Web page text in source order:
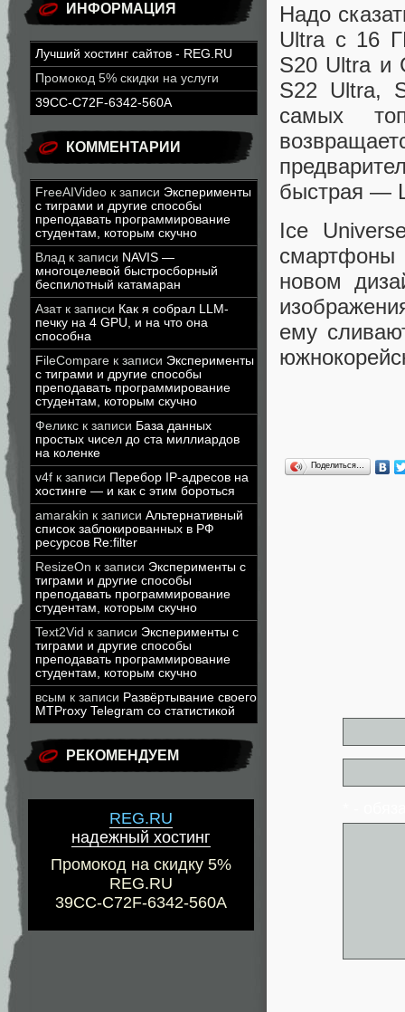
ИНФОРМАЦИЯ
Лучший хостинг сайтов - REG.RU
Промокод 5% скидки на услуги
39CC-C72F-6342-560A
КОММЕНТАРИИ
FreeAIVideo к записи Эксперименты
с тиграми и другие способы
преподавать программирование
студентам, которым скучно
Влад к записи NAVIS —
многоцелевой быстросборный
беспилотный катамаран
Азатк записи Как я собрал LLM-
печку на 4 GPU, и на что она
способна
FileCompare к записи Эксперименты
с тиграми и другие способы
преподавать программирование
студентам, которым скучно
Феликс к записи База данных
простых чисел до ста миллиардов
на коленке
v4f к записи Перебор IP-адресов на
хостинге — и как с этим бороться
amarakin к записи Альтернативный
список заблокированных в РФ
ресурсов Re:filter
ResizeOn к записи Эксперименты с
тиграми и другие способы
преподавать программирование
студентам, которым скучно
Text2Vid к записи Эксперименты с
тиграми и другие способы
преподавать программирование
студентам, которым скучно
всым к записи Развёртывание своего
MTProxy Telegram со статистикой
РЕКОМЕНДУЕМ
REG.RU
надежный хостинг
Промокод на скидку 5%
REG.RU
39CC-C72F-6342-560A
Надо
Ultra с 16
S20 Ultra и
S22 Ultra,
самых
быстрая —
Ice
смартфоны
новом
ему
Поделиться…